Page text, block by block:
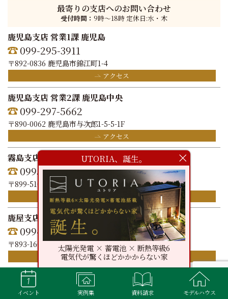
最寄りの支店へのお問い合わせ
受付時間： 9時〜18時 定休日:水・木
鹿児島支店 営業1課 鹿児島
099-295-3911
〒892-0836 鹿児島市錦江町1-4
アクセス
鹿児島支店 営業2課 鹿児島中央
099-297-5662
〒890-0062 鹿児島市与次郎1-5-5-1F
アクセス
霧島支店
0995-47-3111
〒899-5102 霧島市隼人町真孝31-1
アクセス
鹿屋支店
0994-63-2911
〒893-1604 鹿屋市串良町下小原3378-1
アクセス
川内支店
0996-23-3111
UTORIA、誕生。
太陽光発電 × 蓄電池 × 断熱等級6
電気代が驚くほどかかからない家
イベント 実例集 資料請求 モデルハウス